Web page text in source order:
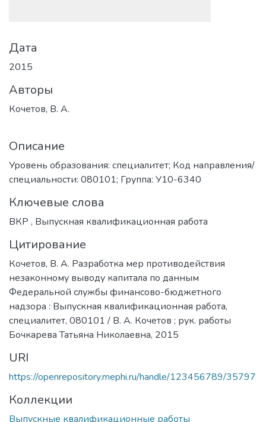
Дата
2015
Авторы
Кочетов, В. А.
Описание
Уровень образования: специалитет; Код направления/
специальности: 080101; Группа: У10-6340
Ключевые слова
ВКР , Выпускная квалификационная работа
Цитирование
Кочетов, В. А. Разработка мер противодействия
незаконному выводу капитала по данным
Федеральной службы финансово-бюджетного
надзора : Выпускная квалификационная работа,
специалитет, 080101 / В. А. Кочетов ; рук. работы
Бочкарева Татьяна Николаевна, 2015
URI
https://openrepository.mephi.ru/handle/123456789/35797
Коллекции
Выпускные квалификационные работы